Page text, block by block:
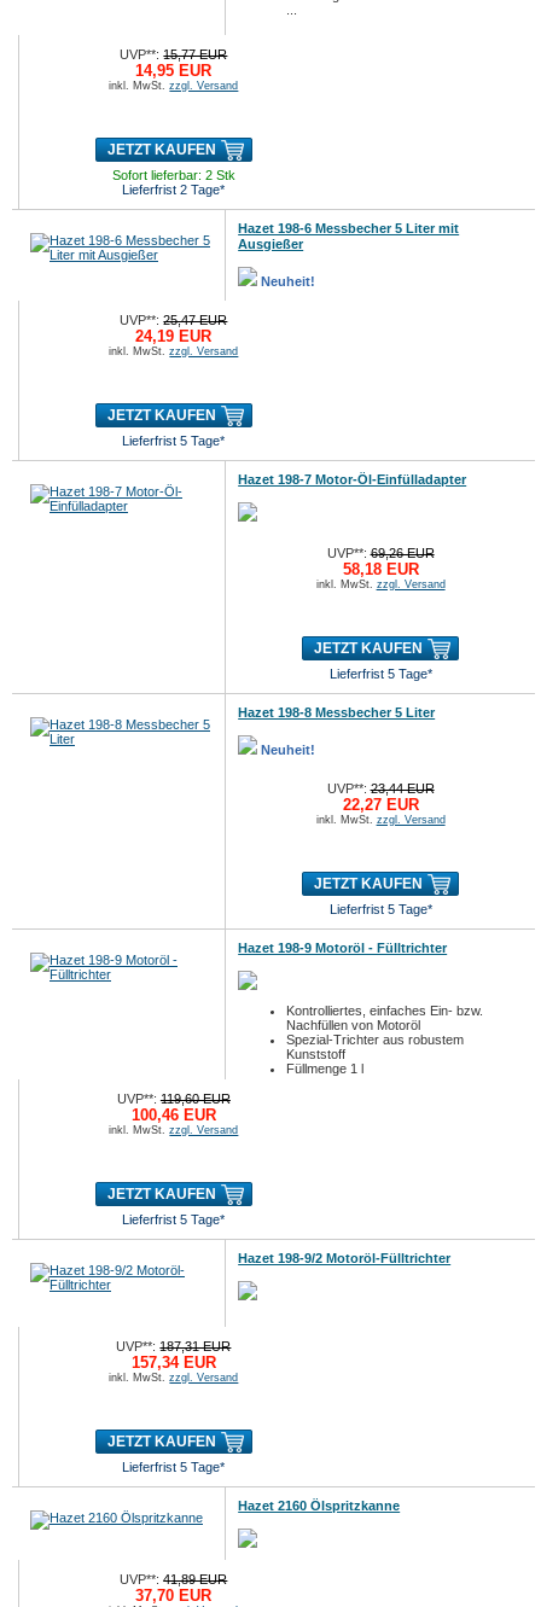
UVP**:15,77 EUR
14,95 EUR
inkl. MwSt.zzgl. Versand
JETZT KAUFEN
Sofort lieferbar: 2 Stk
Lieferfrist 2 Tage*
Hazet 198-6 Messbecher 5 Liter mit
Ausgießer
Neuheit!
UVP**:25,47 EUR
24,19 EUR
inkl. MwSt.zzgl. Versand
JETZT KAUFEN
Lieferfrist 5 Tage*
Hazet 198-7 Motor-Öl-Einfülladapter
UVP**:69,26 EUR
58,18 EUR
inkl. MwSt. zzgl. Versand
JETZT KAUFEN
Lieferfrist 5 Tage*
Hazet 198-8 Messbecher 5 Liter
Neuheit!
UVP**:23,44 EUR
22,27 EUR
inkl. MwSt. zzgl. Versand
JETZT KAUFEN
Lieferfrist 5 Tage*
Hazet 198-9 Motoröl - Fülltrichter
Kontrolliertes, einfaches Ein- bzw.
Nachfüllen von Motoröl
Spezial-Trichter aus robustem
Kunststoff
Füllmenge 1 l
UVP**:119,60 EUR
100,46 EUR
inkl. MwSt.zzgl. Versand
JETZT KAUFEN
Lieferfrist 5 Tage*
Hazet 198-9/2 Motoröl-Fülltrichter
UVP**:187,31 EUR
157,34 EUR
inkl. MwSt.zzgl. Versand
JETZT KAUFEN
Lieferfrist 5 Tage*
Hazet 2160 Ölspritzkanne
UVP**:41,89 EUR
37,70 EUR